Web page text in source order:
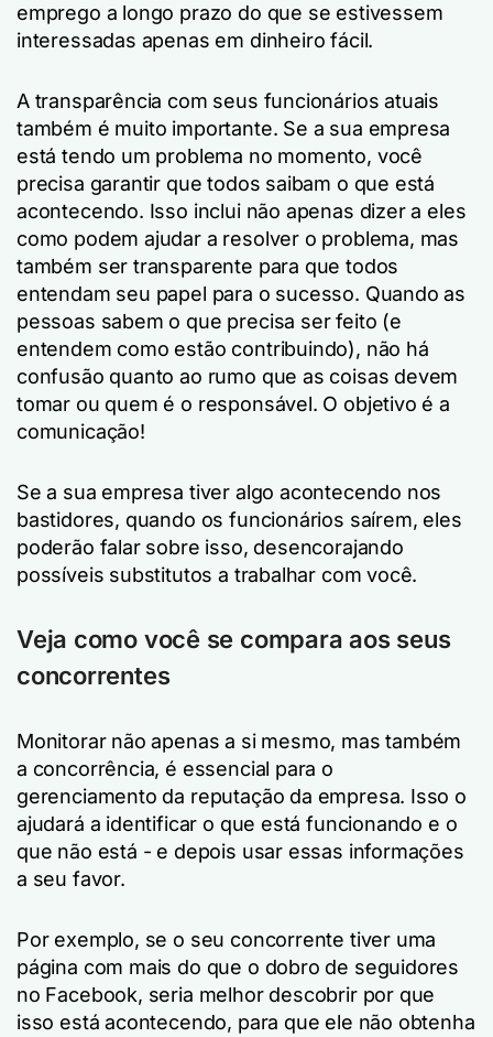
emprego a longo prazo do que se estivessem
interessadas apenas em dinheiro fácil.
A transparência com seus funcionários atuais
também é muito importante. Se a sua empresa
está tendo um problema no momento, você
precisa garantir que todos saibam o que está
acontecendo. Isso inclui não apenas dizer a eles
como podem ajudar a resolver o problema, mas
também ser transparente para que todos
entendam seu papel para o sucesso. Quando as
pessoas sabem o que precisa ser feito (e
entendem como estão contribuindo), não há
confusão quanto ao rumo que as coisas devem
tomar ou quem é o responsável. O objetivo é a
comunicação!
Se a sua empresa tiver algo acontecendo nos
bastidores, quando os funcionários saírem, eles
poderão falar sobre isso, desencorajando
possíveis substitutos a trabalhar com você.
Veja como você se compara aos seus
concorrentes
Monitorar não apenas a si mesmo, mas também
a concorrência, é essencial para o
gerenciamento da reputação da empresa. Isso o
ajudará a identificar o que está funcionando e o
que não está - e depois usar essas informações
a seu favor.
Por exemplo, se o seu concorrente tiver uma
página com mais do que o dobro de seguidores
no Facebook, seria melhor descobrir por que
isso está acontecendo, para que ele não obtenha